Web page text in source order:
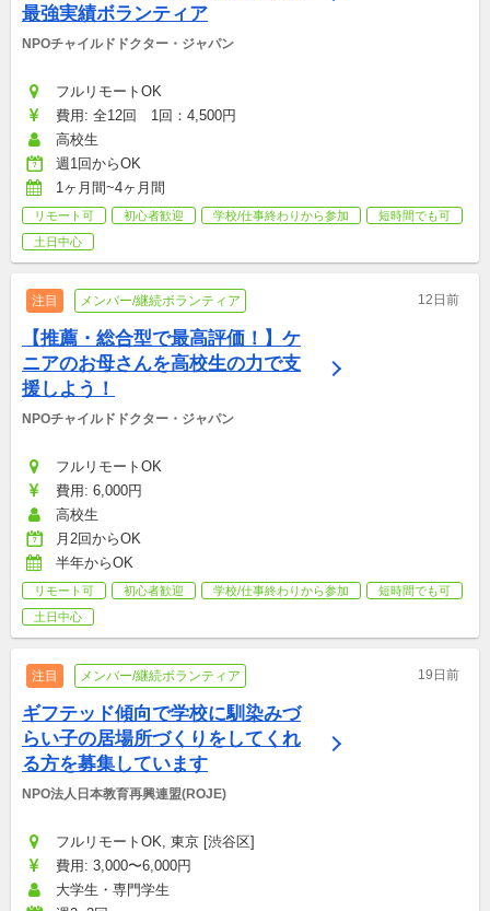
最強実績ボランティア
NPOチャイルドドクター・ジャパン
フルリモートOK
費用: 全12回　1回：4,500円
高校生
週1回からOK
1ヶ月間~4ヶ月間
リモート可 初心者歓迎 学校/仕事終わりから参加
短時間でも可
土日中心
注目 メンバー/継続ボランティア 12日前
【推薦・総合型で最高評価！】ケ
ニアのお母さんを高校生の力で支
援しよう！
NPOチャイルドドクター・ジャパン
フルリモートOK
費用: 6,000円
高校生
月2回からOK
半年からOK
リモート可 初心者歓迎 学校/仕事終わりから参加
短時間でも可
土日中心
注目 メンバー/継続ボランティア 19日前
ギフテッド傾向で学校に馴染みづ
らい子の居場所づくりをしてくれ
る方を募集しています
NPO法人日本教育再興連盟(ROJE)
フルリモートOK, 東京 [渋谷区]
費用: 3,000〜6,000円
大学生・専門学生